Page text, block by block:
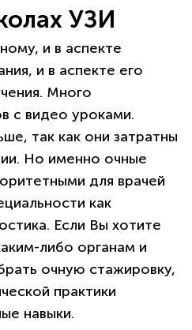
УЗИ
и в аспекте
и в аспекте его
Много
с видео уроками.
так как они затратны
Но именно очные
для врачей
как
Если Вы хотите
либо органам и
очную стажировку,
практики
навыки.